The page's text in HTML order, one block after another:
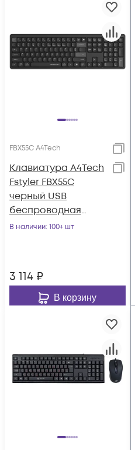
FBX55C A4Tech
Клавиатура A4Tech
Fstyler FBX55C
черный USB
беспроводная
BT/Radio slim
В наличии: 100+ шт
3 114 ₽
В корзину